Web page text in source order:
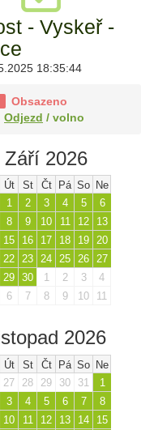
- Vyskeř -
18:35:44
Obsazeno
Odjezd / volno
Září 2026
Út St Čt Pá So Ne
1 2 3 4 5
6
8 9 10 11 12
13
15 16 17 18 19 20
22 23 24 25 26 27
29 30 1 2 3
4
6 7 8 9 10 11
2026
Út St Čt Pá So Ne
27 28 29 30 31
1
3 4 5 6 7
8
10 11 12 13 14
15